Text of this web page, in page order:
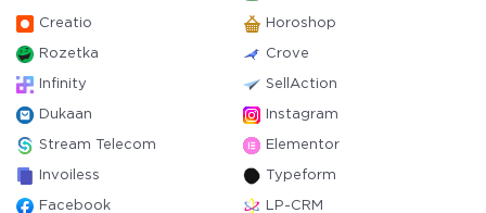
Creatio Horoshop
Rozetka Crove
Infinity SellAction
Dukaan Instagram
Stream Telecom Elementor
Invoiless Typeform
Facebook LP-CRM